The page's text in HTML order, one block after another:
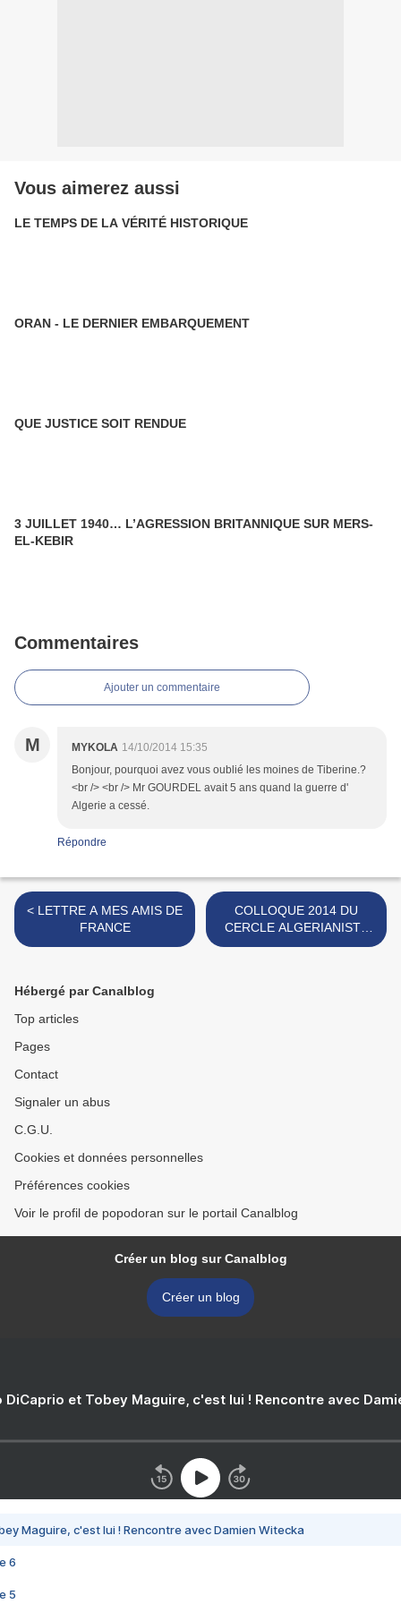
Vous aimerez aussi
LE TEMPS DE LA VÉRITÉ HISTORIQUE
ORAN - LE DERNIER EMBARQUEMENT
QUE JUSTICE SOIT RENDUE
3 JUILLET 1940… L’AGRESSION BRITANNIQUE SUR MERS-
EL-KEBIR
Commentaires
Ajouter un commentaire
M MYKOLA 14/10/2014 15:35
Bonjour, pourquoi avez vous oublié les moines de Tiberine.?
<br /> <br /> Mr GOURDEL avait 5 ans quand la guerre d'
Algerie a cessé.
Répondre
< LETTRE A MES AMIS DE
FRANCE
COLLOQUE 2014 DU
CERCLE ALGERIANISTE
DU GERS >
Hébergé par Canalblog
Top articles
Pages
Contact
Signaler un abus
C.G.U.
Cookies et données personnelles
Préférences cookies
Voir le profil de popodoran sur le portail Canalblog
Créer un blog sur Canalblog
Créer un blog
DiCaprio et Tobey Maguire, c'est lui ! Rencontre avec
Maguire, c'est lui ! Rencontre avec Damien Witecka
6
5